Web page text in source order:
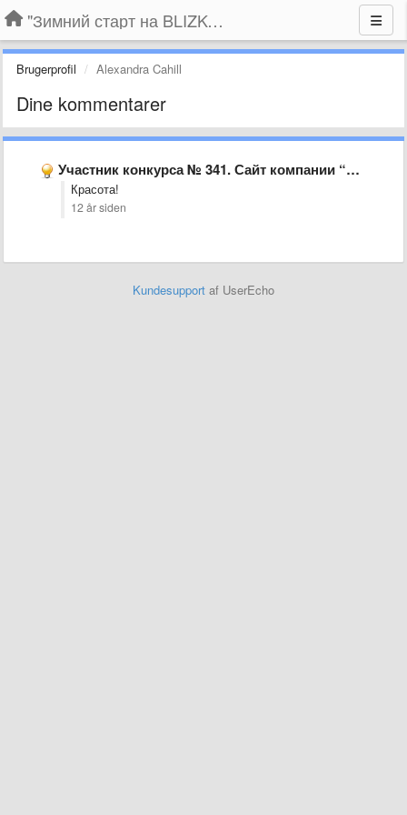
"Зимний старт на BLIZKO.ru". Конкурс компаний
Brugerprofil Alexandra Cahill
Dine kommentarer
Участник конкурса № 341. Сайт компании “Silence Records Company”
Красота!
12 år siden
Kundesupport af UserEcho